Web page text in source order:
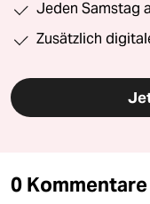
Jeden Samstag
Zusätzlich
0 Kommentare